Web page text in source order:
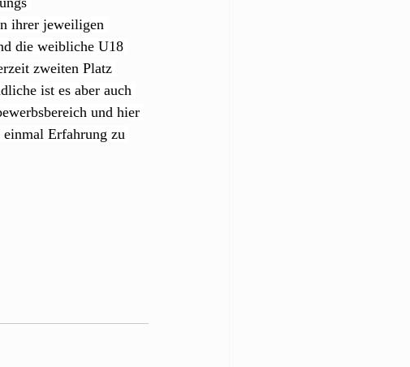
ihrer jeweiligen
die weibliche U18
zweiten Platz
ist es aber auch
und hier
Erfahrung zu